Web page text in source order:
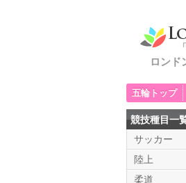
ロンド
五輪トップ
競技種目一
サッカー
陸上
柔道